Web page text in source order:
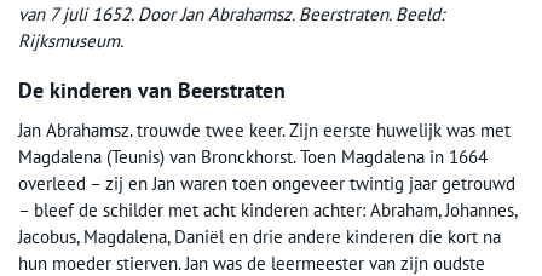
van 7 juli 1652. Door Jan Abrahamsz. Beerstraten. Beeld:
Rijksmuseum.
De kinderen van Beerstraten
Jan Abrahamsz. trouwde twee keer. Zijn eerste huwelijk was met
Magdalena (Teunis) van Bronckhorst. Toen Magdalena in 1664
overleed – zij en Jan waren toen ongeveer twintig jaar getrouwd
– bleef de schilder met acht kinderen achter: Abraham, Johannes,
Jacobus, Magdalena, Daniël en drie andere kinderen die kort na
hun moeder stierven. Jan was de leermeester van zijn oudste